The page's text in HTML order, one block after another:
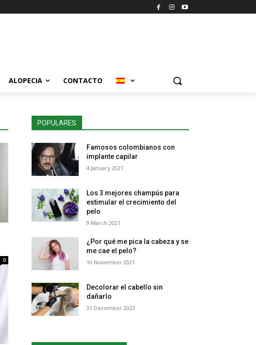
ALOPECIA CONTACTO
0
POPULARES
Famosos colombianos con
implante capilar
4 January 2021
Los 3 mejores champús para
estimular el crecimiento del
pelo
9 March 2021
¿Por qué me pica la cabeza y se
me cae el pelo?
10 November 2021
Decolorar el cabello sin
dañarlo
31 December 2023